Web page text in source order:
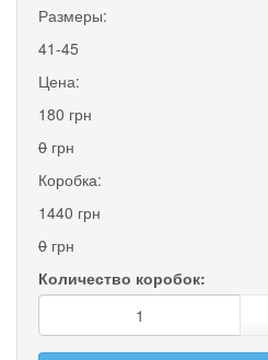
Размеры:
41-45
Цена:
180 грн
0 грн
Коробка:
1440 грн
0 грн
Количество коробок: